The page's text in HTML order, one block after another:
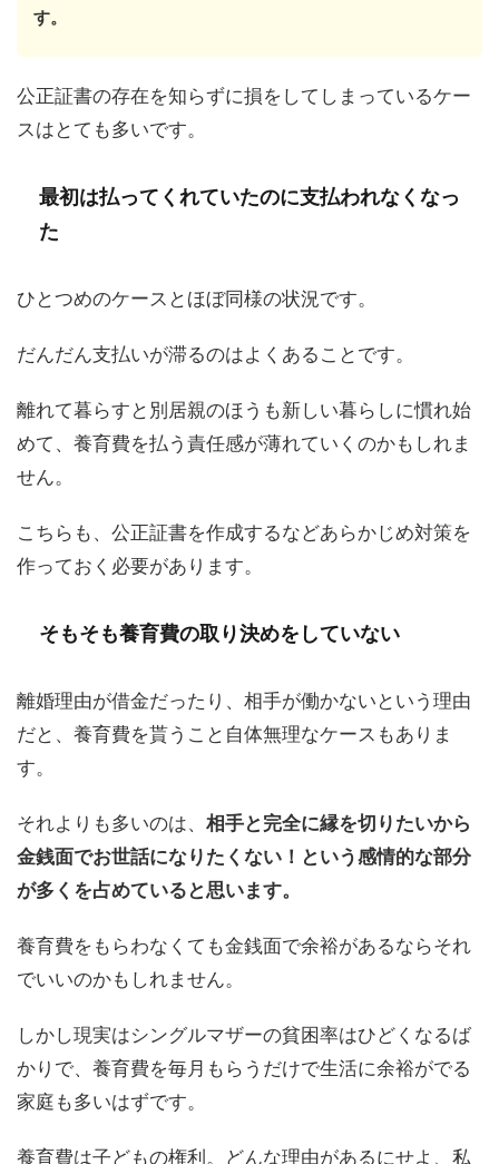
す。
公正証書の存在を知らずに損をしてしまっているケー
スはとても多いです。
最初は払ってくれていたのに支払われなくなっ
た
ひとつめのケースとほぼ同様の状況です。
だんだん支払いが滞るのはよくあることです。
離れて暮らすと別居親のほうも新しい暮らしに慣れ始
めて、養育費を払う責任感が薄れていくのかもしれま
せん。
こちらも、公正証書を作成するなどあらかじめ対策を
作っておく必要があります。
そもそも養育費の取り決めをしていない
離婚理由が借金だったり、相手が働かないという理由
だと、養育費を貰うこと自体無理なケースもありま
す。
それよりも多いのは、 相手と完全に縁を切りたいから
金銭面でお世話になりたくない！という感情的な部分
が多くを占めていると思います。
養育費をもらわなくても金銭面で余裕があるならそれ
でいいのかもしれません。
しかし現実はシングルマザーの貧困率はひどくなるば
かりで、養育費を毎月もらうだけで生活に余裕がでる
家庭も多いはずです。
養育費は子どもの権利。どんな理由があるにせよ、私